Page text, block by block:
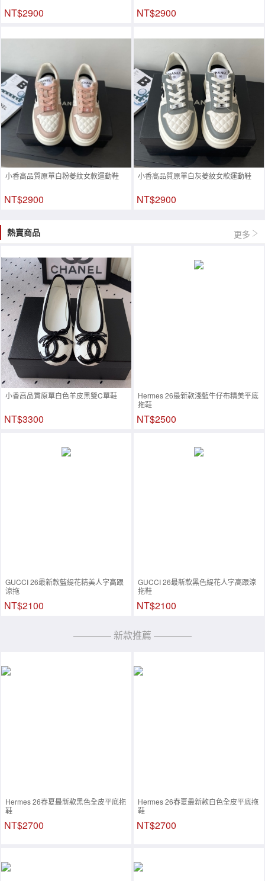
NT$2900 NT$2900
小香高品質原單白粉菱紋女款運動鞋
NT$2900
小香高品質原單白灰菱紋女款運動鞋
NT$2900
熱賣商品 更多
小香高品質原單白色羊皮黑雙C單鞋
NT$3300
Hermes 26最新款淺藍牛仔布精美平底
拖鞋
NT$2500
GUCCI 26最新款藍緹花精美人字高跟
涼拖
NT$2100
GUCCI 26最新款黑色緹花人字高跟涼
拖鞋
NT$2100
———— 新款推薦 ————
Hermes 26春夏最新款黑色全皮平底拖
鞋
NT$2700
Hermes 26春夏最新款白色全皮平底拖
鞋
NT$2700